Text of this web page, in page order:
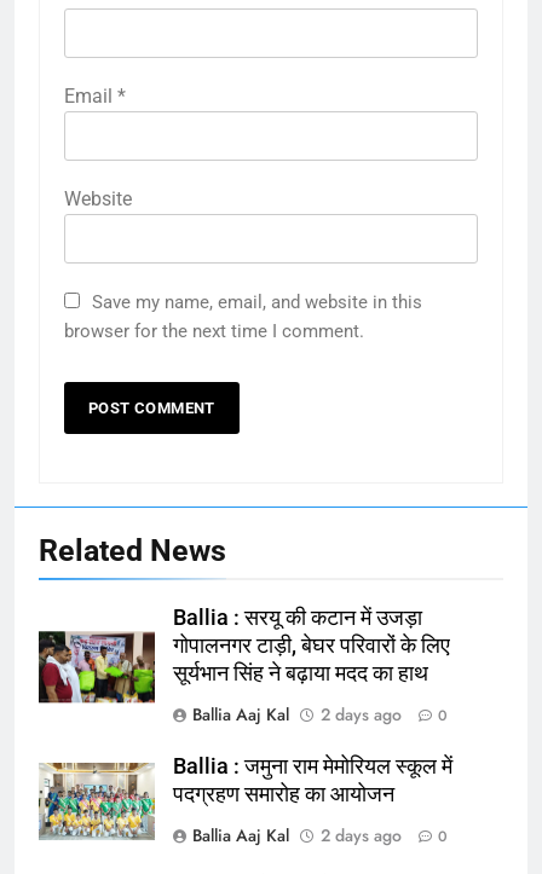
164
Ballia : न्याय की मांग: सड़क पर उतरे
NATIONAL बलिया
165
बलिया को मिलेगी नई ट्रेन की सौगात
NATIONAL बलिया
166
Email *
Website
Save my name, email, and website in this
browser for the next time I comment.
Related News
Ballia : सरयू की कटान में उजड़ा
गोपालनगर टाड़ी, बेघर परिवारों के लिए
सूर्यभान सिंह ने बढ़ाया मदद का हाथ
Ballia Aaj Kal
2 days ago 0
Ballia : जमुना राम मेमोरियल स्कूल में
पदग्रहण समारोह का आयोजन
Ballia Aaj Kal
2 days ago 0